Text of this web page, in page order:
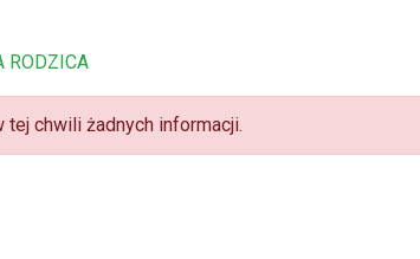
RODZICA
tej chwili żadnych informacji.